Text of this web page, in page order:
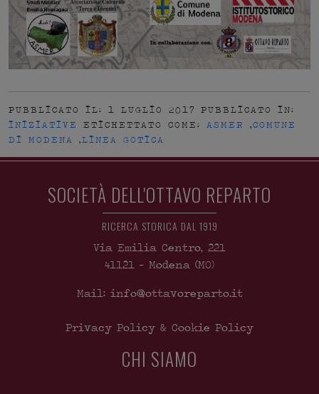
PUBBLICATO IL: 1 LUGLIO 2017 PUBBLICATO IN:
INIZIATIVE
ETICHETTATO COME: ASMER ,COMUNE
DI MODENA ,LINEA GOTICA
SOCIETÀ DELL'OTTAVO REPARTO
RICERCA STORICA DAL 1919
Via Emilia Centro, 221
41121 - Modena (MO)
Mail: info@ottavoreparto.it
Privacy Policy & Cookie Policy
CHI SIAMO